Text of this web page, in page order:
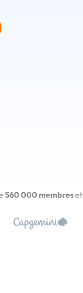
560 000 membreset